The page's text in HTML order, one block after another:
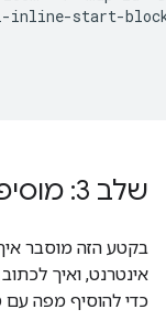
inline-start-
שלב 3: מוסיפים קוד Java
כדי להוסיף מפה עם